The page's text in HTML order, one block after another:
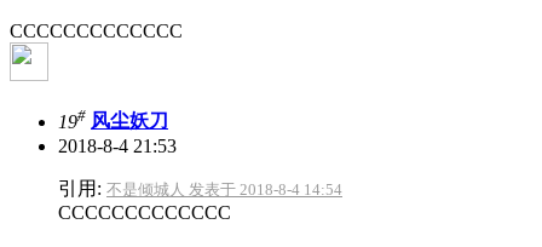
CCCCCCCCCCCCC
19# 风尘妖刀
2018-8-4 21:53
引用: 不是倾城人 发表于 2018-8-4 14:54
CCCCCCCCCCCCC